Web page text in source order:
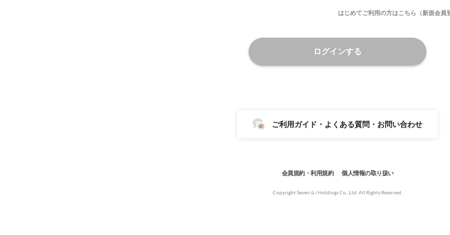
はじめてご利用の方はこちら（新規会員
ログインする
ご利用ガイド・よくある質問・お問い合わせ
会員規約・利用規約 個人情報の取り扱い
Copyright Seven & i Holdings Co., Ltd. All Rights Reserved.